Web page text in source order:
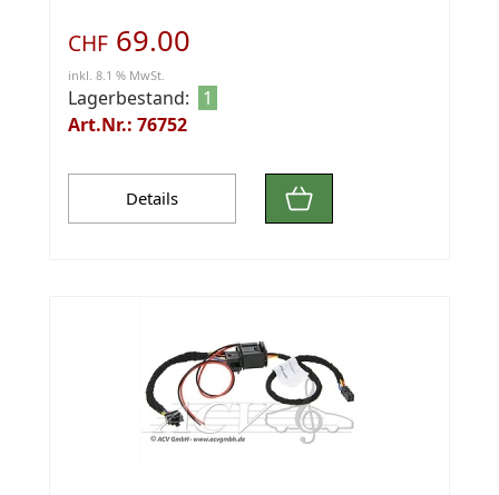
CHF 69.00
inkl. 8.1 % MwSt.
Lagerbestand:
1
Art.Nr.: 76752
Details